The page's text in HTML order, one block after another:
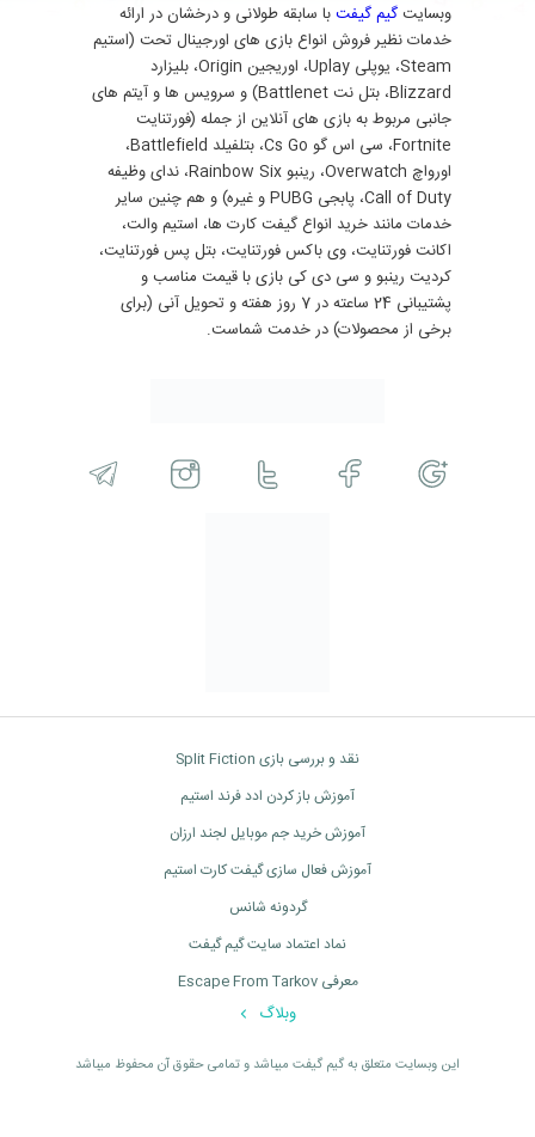
وبسایت گیم گیفتبا سابقه طولانی و درخشان در ارائه
خدمات نظیر فروش انواع بازی های اورجینال تحت (استیم
Steam، یوپلی Uplay، اوریجین Origin، بلیزارد
Blizzard، بتل نت Battlenet) و سرویس ها و آیتم های
جانبی مربوط به بازی های آنلاین از جمله (فورتنایت
Fortnite، سی اس گو Cs Go، بتلفیلد Battlefield،
اورواچ Overwatch، رینبو Rainbow Six، ندای وظیفه
Call of Duty، پابجی PUBG و غیره) و هم چنین سایر
خدمات مانند خرید انواع گیفت کارت ها، استیم والت،
اکانت فورتنایت، وی باکس فورتنایت، بتل پس فورتنایت،
کردیت رینبو و سی دی کی بازی با قیمت مناسب و
پشتیبانی 24 ساعته در 7 روز هفته و تحویل آنی (برای
برخی از محصولات) در خدمت شماست.
نقد و بررسی بازی Split Fiction
آموزش باز کردن ادد فرند استیم
آموزش خرید جم موبایل لجند ارزان
آموزش فعال سازی گیفت کارت استیم
گردونه شانس
نماد اعتماد سایت گیم گیفت
معرفی Escape From Tarkov
وبلاگ
اين وبسايت متعلق به گیم گیفت ميباشد و تمامی حقوق آن محفوظ ميباشد